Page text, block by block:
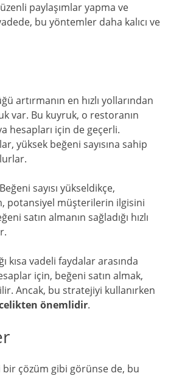
paylaşımlar yapma ve
bu yöntemler daha kalıcı ve
artırmanın en hızlı yollarından
var. Bu kuyruk, o restoranın
hesapları için de geçerli.
yüksek beğeni sayısına sahip
sayısı yükseldikçe,
potansiyel müşterilerin ilgisini
satın almanın sağladığı hızlı
kısa vadeli faydalar arasında
için, beğeni satın almak,
Ancak, bu stratejiyi kullanırken
önemlidir.
bir çözüm gibi görünse de, bu